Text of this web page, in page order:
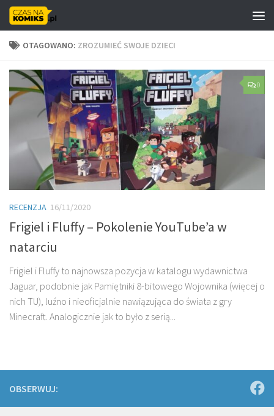
Skip to content
OTAGOWANO: ZROZUMIEĆ SWOJE DZIECI
0
RECENZJA 16/11/2020
Frigiel i Fluffy – Pokolenie YouTube’a w
natarciu
Frigiel i Fluffy to najnowsza pozycja w katalogu wydawnictwa
Jaguar, podobnie jak Pamiętniki 8-bitowego Wojownika (więcej o
nich TU), luźno i nieoficjalnie nawiązująca do świata z gry
Minecraft. Analogicznie jak to było z serią...
OBSERWUJ: